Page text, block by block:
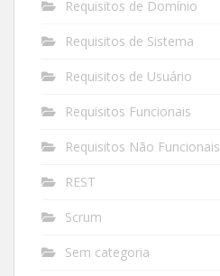
Requisitos de Domínio
Requisitos de Sistema
Requisitos de Usuário
Requisitos Funcionais
Requisitos Não Funcionais
REST
Scrum
Sem categoria